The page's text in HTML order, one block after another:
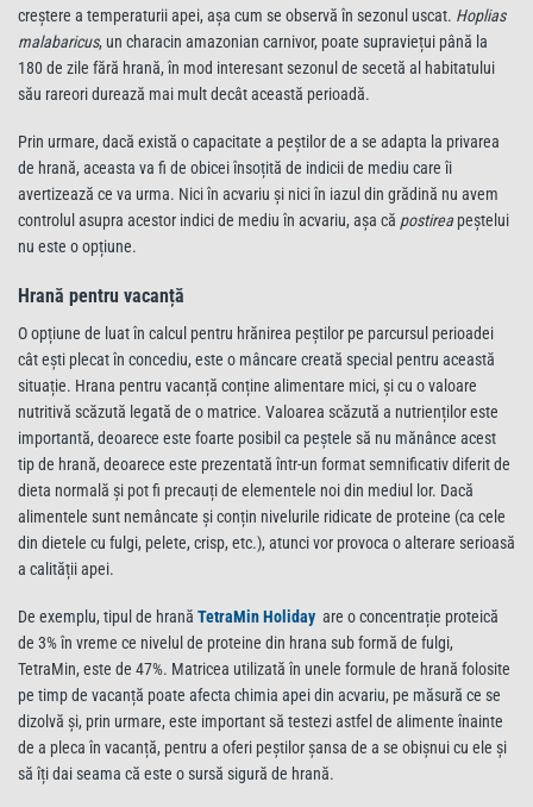
creștere a temperaturii apei, așa cum se observă în sezonul uscat. Hoplias
malabaricus, un characin amazonian carnivor, poate supraviețui până la
180 de zile fără hrană, în mod interesant sezonul de secetă al habitatului
său rareori durează mai mult decât această perioadă.
Prin urmare, dacă există o capacitate a peștilor de a se adapta la privarea
de hrană, aceasta va fi de obicei însoțită de indicii de mediu care îi
avertizează ce va urma. Nici în acvariu și nici în iazul din grădină nu avem
controlul asupra acestor indici de mediu în acvariu, așa că postirea peștelui
nu este o opțiune.
Hrană pentru vacanță
O opțiune de luat în calcul pentru hrănirea peștilor pe parcursul perioadei
cât ești plecat în concediu, este o mâncare creată special pentru această
situație. Hrana pentru vacanță conține alimentare mici, și cu o valoare
nutritivă scăzută legată de o matrice. Valoarea scăzută a nutrienților este
importantă, deoarece este foarte posibil ca peștele să nu mănânce acest
tip de hrană, deoarece este prezentată într-un format semnificativ diferit de
dieta normală și pot fi precauți de elementele noi din mediul lor. Dacă
alimentele sunt nemâncate și conțin nivelurile ridicate de proteine (ca cele
din dietele cu fulgi, pelete, crisp, etc.), atunci vor provoca o alterare serioasă
a calității apei.
De exemplu, tipul de hrană TetraMin Holiday are o concentrație proteică
de 3% în vreme ce nivelul de proteine din hrana sub formă de fulgi,
TetraMin, este de 47%. Matricea utilizată în unele formule de hrană folosite
pe timp de vacanță poate afecta chimia apei din acvariu, pe măsură ce se
dizolvă și, prin urmare, este important să testezi astfel de alimente înainte
de a pleca în vacanță, pentru a oferi peștilor șansa de a se obișnui cu ele și
să îți dai seama că este o sursă sigură de hrană.